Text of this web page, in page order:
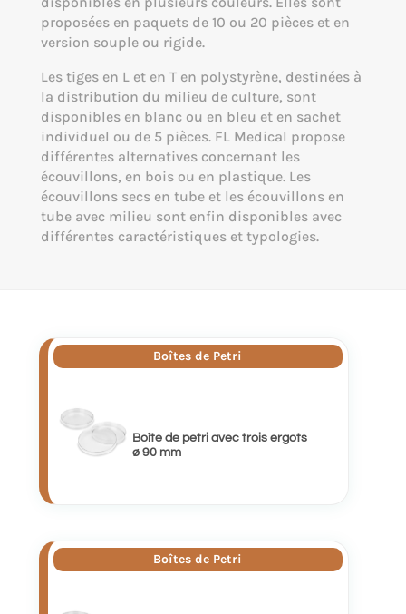
proposées en paquets de 10 ou 20 pièces et en
version souple ou rigide.
Les tiges en L et en T en polystyrène, destinées à
la distribution du milieu de culture, sont
disponibles en blanc ou en bleu et en sachet
individuel ou de 5 pièces. FL Medical propose
différentes alternatives concernant les
écouvillons, en bois ou en plastique. Les
écouvillons secs en tube et les écouvillons en
tube avec milieu sont enfin disponibles avec
différentes caractéristiques et typologies.
Boîtes de Petri
Boîte de petri avec trois ergots
ø 90 mm
Boîtes de Petri